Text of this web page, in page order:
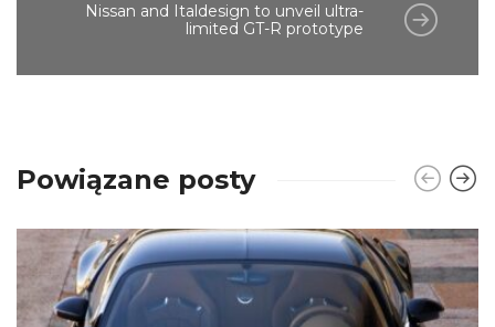
Nissan and Italdesign to unveil ultra-
limited GT-R prototype
Powiązane posty